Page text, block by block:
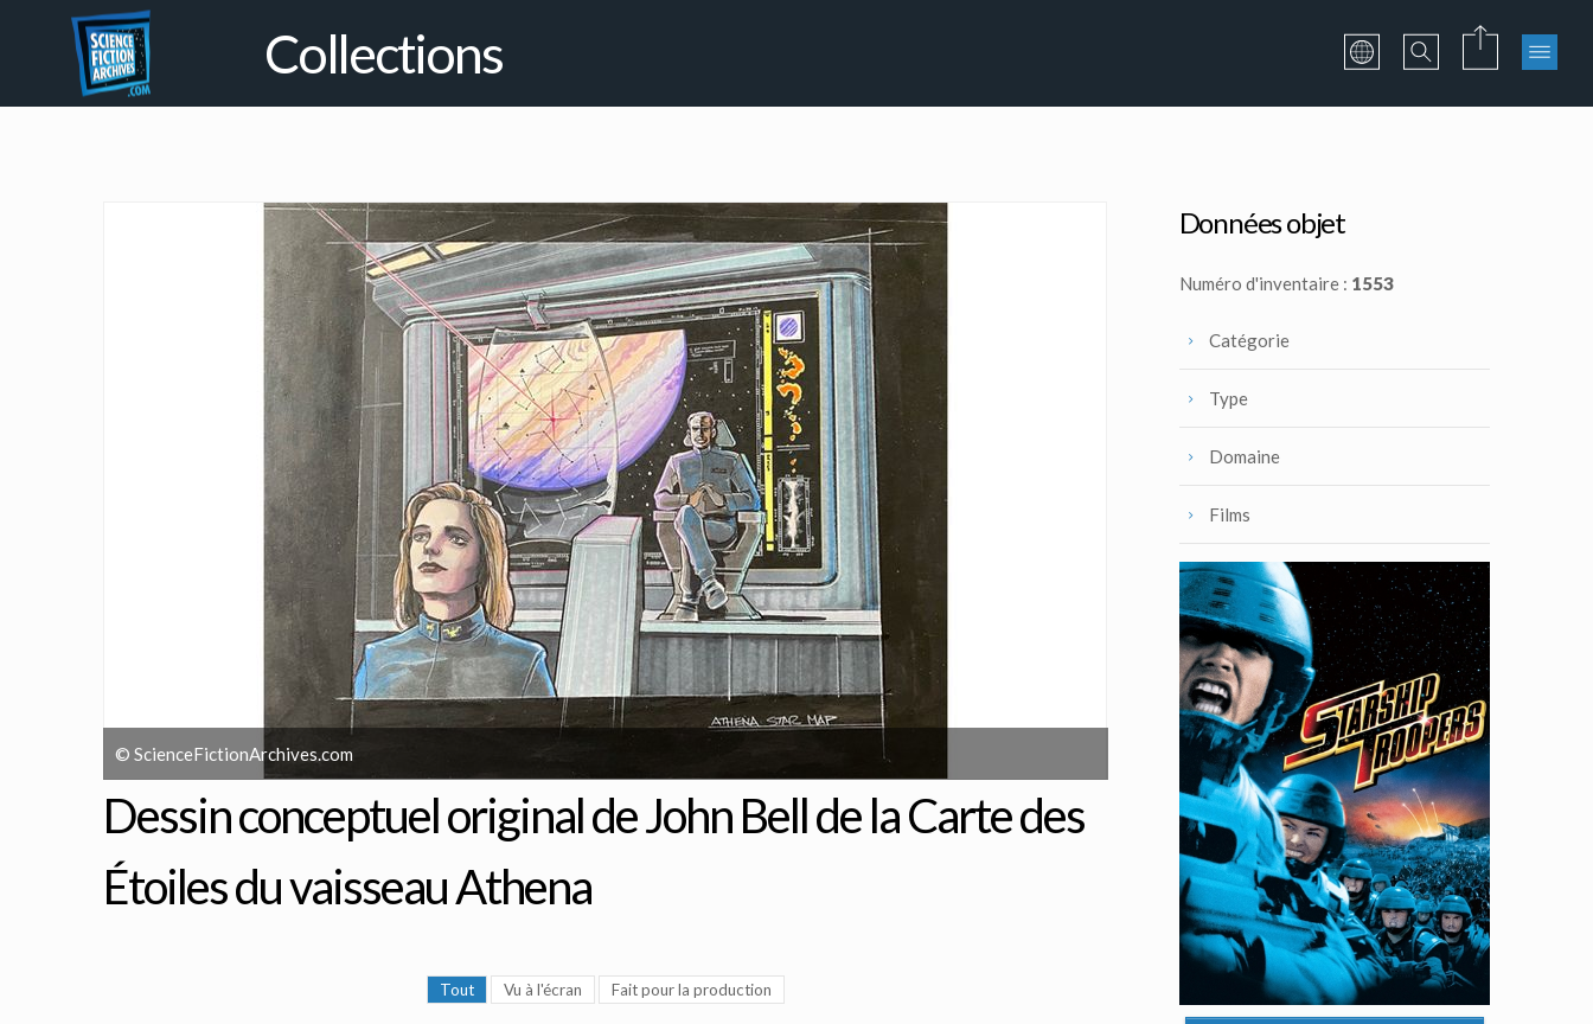
Collections
© ScienceFictionArchives.com
Dessin conceptuel original de John Bell de la Carte des
Étoiles du vaisseau Athena
Tout Vu à l'écran Fait pour la production
Données objet
Numéro d'inventaire : 1553
Catégorie
Type
Domaine
Films